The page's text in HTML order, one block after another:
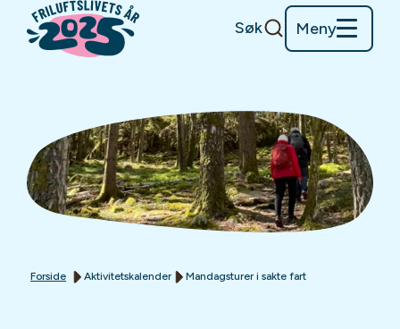
Søk Meny
Forside Aktivitetskalender Mandagsturer i sakte fart